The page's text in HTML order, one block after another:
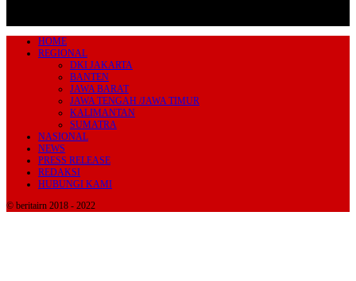
HOME
REGIONAL
DKI JAKARTA
BANTEN
JAWA BARAT
JAWA TENGAH /JAWA TIMUR
KALIMANTAN
SUMATRA
NASIONAL
NEWS
PRESS RELEASE
REDAKSI
HUBUNGI KAMI
© beritairn 2018 - 2022